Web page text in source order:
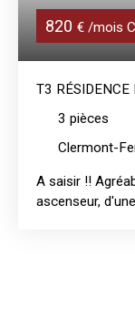
820 € /mois
T3 RÉSIDENCE
3 pièces
Clermont-
A saisir !!
ascenseur,